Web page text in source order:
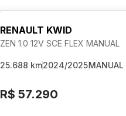
RENAULT KWID
ZEN 1.0 12V SCE FLEX MANUAL
25.688 km2024/2025MANUAL
R$ 57.290